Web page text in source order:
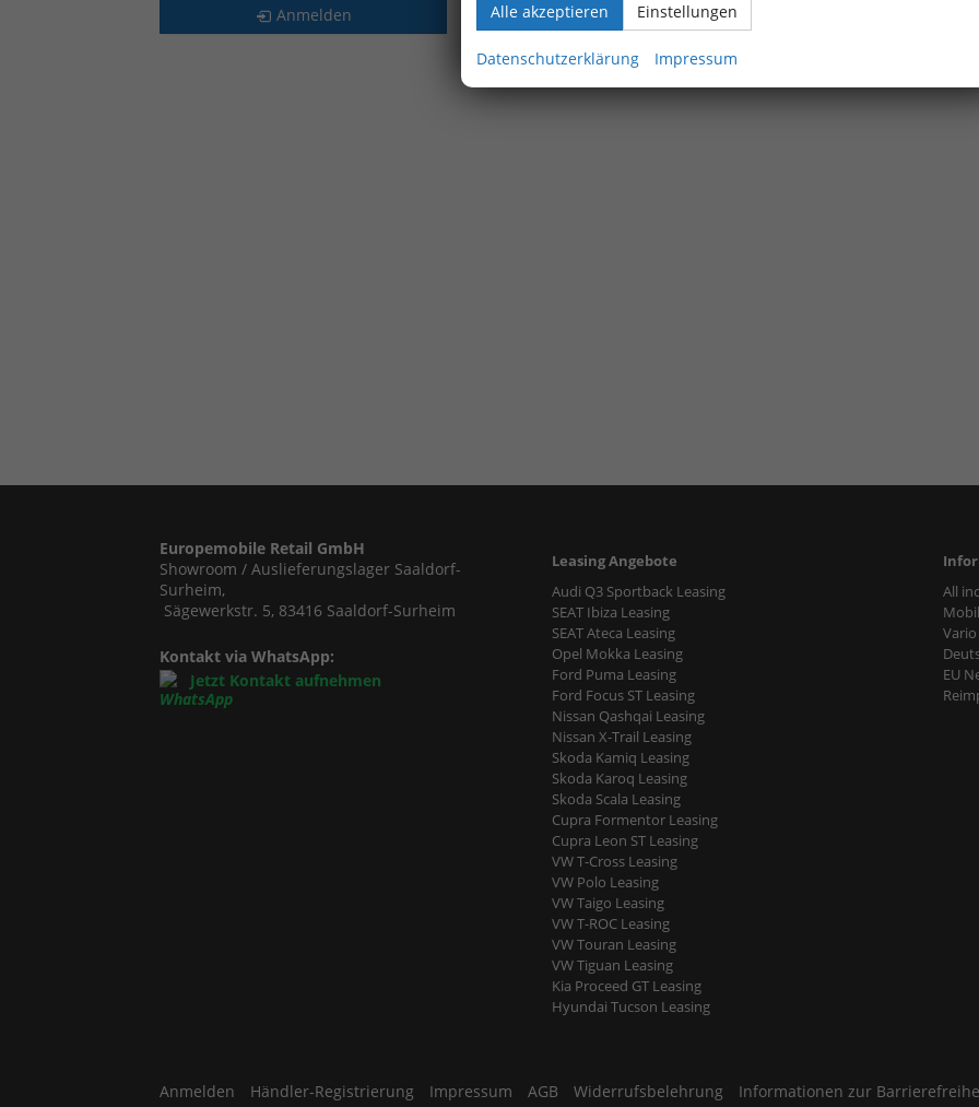
Anmelden
Europemobile Retail GmbH
Showroom / Auslieferungslager Saaldorf-
Surheim,
Sägewerkstr. 5, 83416 Saaldorf-Surheim
Kontakt via WhatsApp:
Jetzt Kontakt aufnehmen
Leasing Angebote
Audi Q3 Sportback Leasing
SEAT Ibiza Leasing
SEAT Ateca Leasing
Opel Mokka Leasing
Ford Puma Leasing
Ford Focus ST Leasing
Nissan Qashqai Leasing
Nissan X-Trail Leasing
Skoda Kamiq Leasing
Skoda Karoq Leasing
Skoda Scala Leasing
Cupra Formentor Leasing
Cupra Leon ST Leasing
VW T-Cross Leasing
VW Polo Leasing
VW Taigo Leasing
VW T-ROC Leasing
VW Touran Leasing
VW Tiguan Leasing
Kia Proceed GT Leasing
Hyundai Tucson Leasing
All
EU
Anmelden Händler-Registrierung Impressum AGB Widerrufsbelehrung Informationen zur
Alle akzeptieren Einstellungen
Datenschutzerklärung Impressum